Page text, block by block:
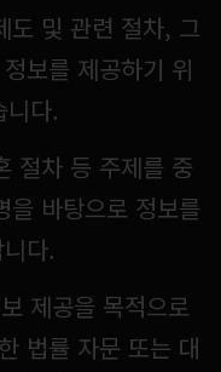
도 및 관련 절차, 그
보를 제공하기 위
니다.
절차 등 주제를 중
을 바탕으로 정보를
다.
제공을 목적으로
법률 자문 또는 대